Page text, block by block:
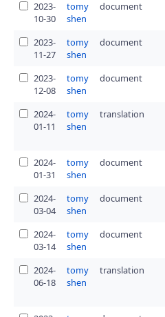
2023-
10-30
tomy
shen
document
2023-
11-27
tomy
shen
document
2023-
12-08
tomy
shen
document
2024-
01-11
tomy
shen
translation
2024-
01-31
tomy
shen
document
2024-
03-04
tomy
shen
document
2024-
03-14
tomy
shen
document
2024-
06-18
tomy
shen
translation